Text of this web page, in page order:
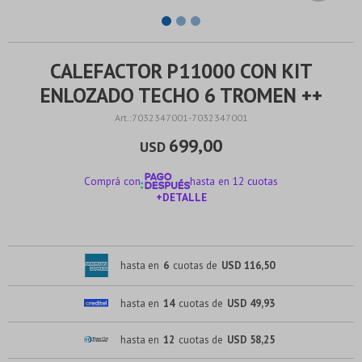
CALEFACTOR P11000 CON KIT
ENLOZADO TECHO 6 TROMEN ++
7032347001-7032347001
USD 699,00
Comprá con
hasta en 12 cuotas
+DETALLE
hasta en 6 cuotas de USD 116,50
hasta en 14 cuotas de USD 49,93
hasta en 12 cuotas de USD 58,25